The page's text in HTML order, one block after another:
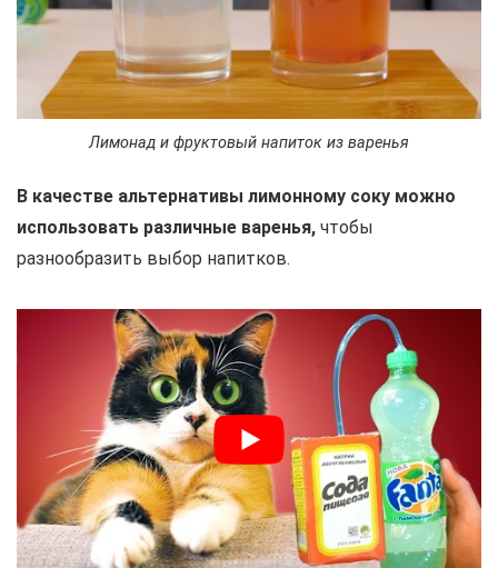
Лимонад и фруктовый напиток из варенья
В качестве альтернативы лимонному соку можно
использовать различные варенья, чтобы
разнообразить выбор напитков.